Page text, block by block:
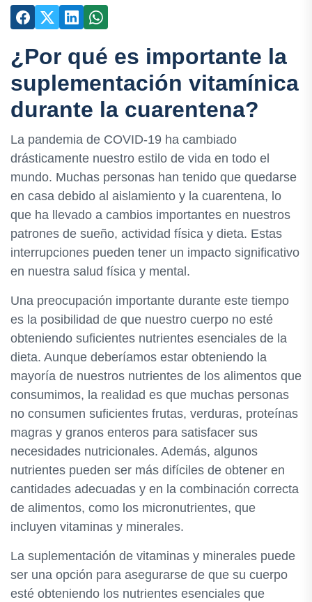
¿Por qué es importante la
suplementación vitamínica
durante la cuarentena?
La pandemia de COVID-19 ha cambiado
drásticamente nuestro estilo de vida en todo el
mundo. Muchas personas han tenido que quedarse
en casa debido al aislamiento y la cuarentena, lo
que ha llevado a cambios importantes en nuestros
patrones de sueño, actividad física y dieta. Estas
interrupciones pueden tener un impacto significativo
en nuestra salud física y mental.
Una preocupación importante durante este tiempo
es la posibilidad de que nuestro cuerpo no esté
obteniendo suficientes nutrientes esenciales de la
dieta. Aunque deberíamos estar obteniendo la
mayoría de nuestros nutrientes de los alimentos que
consumimos, la realidad es que muchas personas
no consumen suficientes frutas, verduras, proteínas
magras y granos enteros para satisfacer sus
necesidades nutricionales. Además, algunos
nutrientes pueden ser más difíciles de obtener en
cantidades adecuadas y en la combinación correcta
de alimentos, como los micronutrientes, que
incluyen vitaminas y minerales.
La suplementación de vitaminas y minerales puede
ser una opción para asegurarse de que su cuerpo
esté obteniendo los nutrientes esenciales que